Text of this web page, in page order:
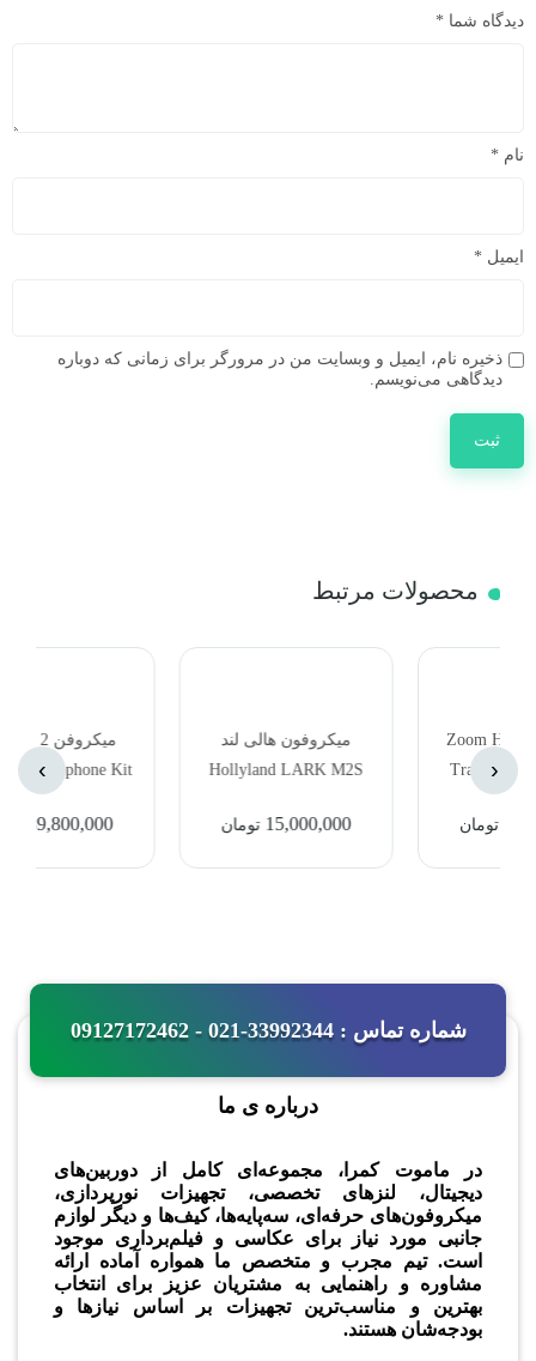
دیدگاه شما *
نام *
ایمیل *
ذخیره نام، ایمیل و وبسایت من در مرورگر برای زمانی که دوباره
دیدگاهی می‌نویسم.
محصولات مرتبط
میکروفون هالی لند
Hollyland LARK M2S
Microphoneتومان
میکروفن DJI Mic 2
Wireless Microphone Kit
تومان
‹
›
شماره تماس : 33992344-021 - 09127172462
درباره ی ما
در ماموت کمرا، مجموعه‌ای کامل از دوربین‌های
دیجیتال، لنزهای تخصصی، تجهیزات نورپردازی،
میکروفون‌های حرفه‌ای، سه‌پایه‌ها، کیف‌ها و دیگر لوازم
جانبی مورد نیاز برای عکاسی و فیلم‌برداری موجود
است. تیم مجرب و متخصص ما همواره آماده ارائه
مشاوره و راهنمایی به مشتریان عزیز برای انتخاب
بهترین و مناسب‌ترین تجهیزات بر اساس نیازها و
بودجه‌شان هستند.